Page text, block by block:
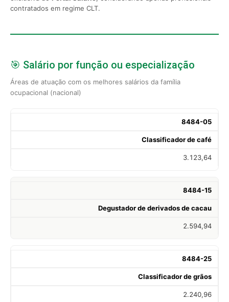
contratados em regime CLT.
🎯 Salário por função ou especialização
Áreas de atuação com os melhores salários da família
ocupacional (nacional)
8484-05
Classificador de café
3.123,64
8484-15
Degustador de derivados de cacau
2.594,94
8484-25
Classificador de grãos
2.240,96